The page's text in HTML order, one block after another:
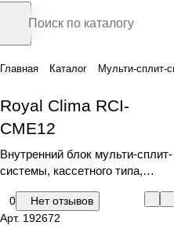
Главная Каталог Мульти-сплит-
Royal Clima RCI-
CME12
Внутренний блок мульти-сплит-
системы, кассетного типа,
EU ERP Inverter
0
Нет отзывов
Арт. 192672